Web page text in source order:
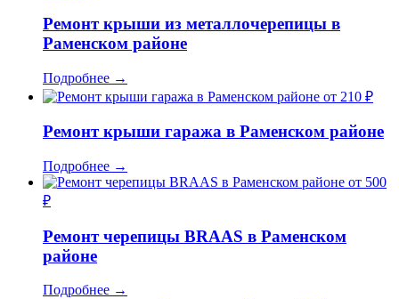
Ремонт крыши из металлочерепицы в
Раменском районе
Подробнее →
от 210 ₽
Ремонт крыши гаража в Раменском районе
Подробнее →
от 500
₽
Ремонт черепицы BRAAS в Раменском
районе
Подробнее →